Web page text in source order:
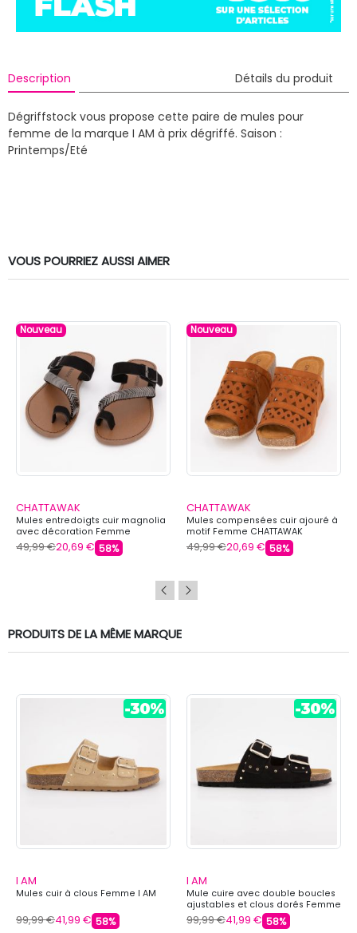
Description Détails du produit
Dégriffstock vous propose cette paire de mules pour
femme de la marque I AM à prix dégriffé. Saison :
Printemps/Eté
VOUS POURRIEZ AUSSI AIMER
Nouveau
CHATTAWAK
Mules entredoigts cuir magnolia
avec décoration Femme
CHATTAWAK
49,99 €20,69 € 58%
Nouveau
CHATTAWAK
Mules compensées cuir ajouré à
motif Femme CHATTAWAK
49,99 €20,69 € 58%
PRODUITS DE LA MÊME MARQUE
I AM
Mules cuir à clous Femme I AM
99,99 €41,99 € 58%
I AM
Mule cuire avec double boucles
ajustables et clous dorés Femme
I AM
99,99 €41,99 € 58%